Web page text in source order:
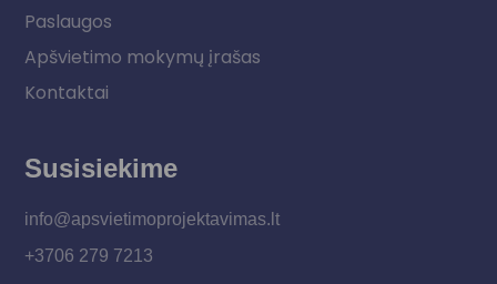
Paslaugos
Apšvietimo mokymų įrašas
Kontaktai
Susisiekime
info@apsvietimoprojektavimas.lt
+3706 279 7213